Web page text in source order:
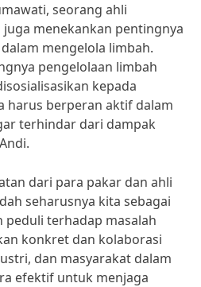
seorang ahli
menekankan pentingnya
mengelola limbah.
pengelolaan limbah
kepada
harus berperan aktif dalam
terhindar dari dampak
dari para pakar dan ahli
seharusnya kita sebagai
terhadap masalah
konkret dan kolaborasi
dan masyarakat dalam
efektif untuk menjaga